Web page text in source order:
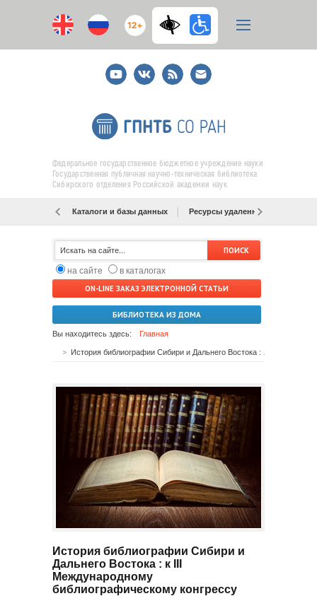
12+
YoutubeВКонтакте
RSS
E-
mail
подписка
Федеральное государственное бюджетное учреждение науки
Государственная публичная научно-техническая библиотека
Сибирского отделения Российской академии наук
Каталоги и базы данных Ресурсы удаленного доступа
на сайте
в каталогах
ON-LINE ЗАКАЗ ЭЛЕКТРОННОЙ СТАТЬИ
БИБЛИОТЕКА ИЗ ДОМА
Вы находитесь здесь: Главная
История библиографии Сибири и
Дальнего Востока : к III
Международному
библиографическому конгрессу